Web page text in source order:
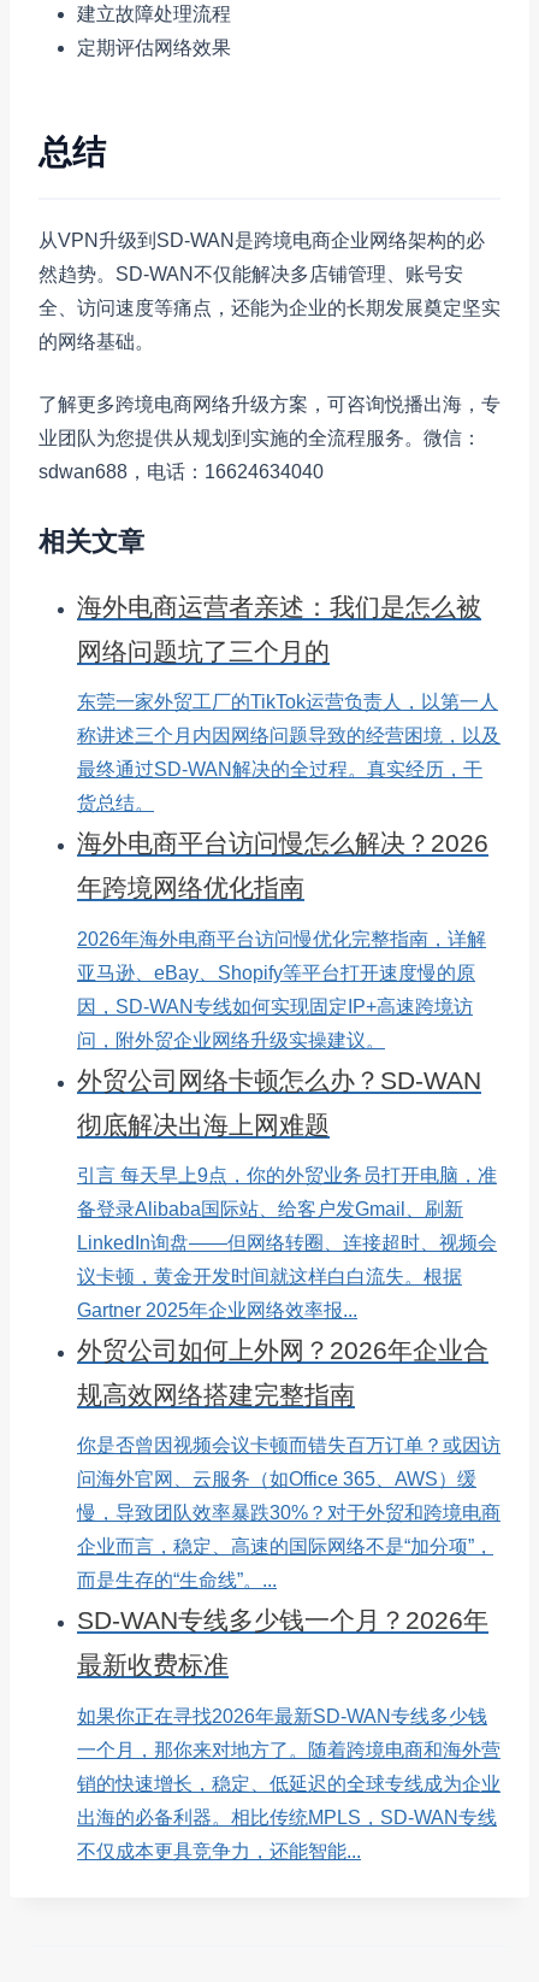
建立故障处理流程
定期评估网络效果
总结
从VPN升级到SD-WAN是跨境电商企业网络架构的必
然趋势。SD-WAN不仅能解决多店铺管理、账号安
全、访问速度等痛点，还能为企业的长期发展奠定坚实
的网络基础。
了解更多跨境电商网络升级方案，可咨询悦播出海，专
业团队为您提供从规划到实施的全流程服务。微信：
sdwan688，电话：16624634040
相关文章
海外电商运营者亲述：我们是怎么被
网络问题坑了三个月的
东莞一家外贸工厂的TikTok运营负责人，以第一人
称讲述三个月内因网络问题导致的经营困境，以及
最终通过SD-WAN解决的全过程。真实经历，干
货总结。
海外电商平台访问慢怎么解决？2026
年跨境网络优化指南
2026年海外电商平台访问慢优化完整指南，详解
亚马逊、eBay、Shopify等平台打开速度慢的原
因，SD-WAN专线如何实现固定IP+高速跨境访
问，附外贸企业网络升级实操建议。
外贸公司网络卡顿怎么办？SD-WAN
彻底解决出海上网难题
引言 每天早上9点，你的外贸业务员打开电脑，准
备登录Alibaba国际站、给客户发Gmail、刷新
LinkedIn询盘——但网络转圈、连接超时、视频会
议卡顿，黄金开发时间就这样白白流失。根据
Gartner 2025年企业网络效率报...
外贸公司如何上外网？2026年企业合
规高效网络搭建完整指南
你是否曾因视频会议卡顿而错失百万订单？或因访
问海外官网、云服务（如Office 365、AWS）缓
慢，导致团队效率暴跌30%？对于外贸和跨境电商
企业而言，稳定、高速的国际网络不是“加分项”，
而是生存的“生命线”。...
SD-WAN专线多少钱一个月？2026年
最新收费标准
如果你正在寻找2026年最新SD-WAN专线多少钱
一个月，那你来对地方了。随着跨境电商和海外营
销的快速增长，稳定、低延迟的全球专线成为企业
出海的必备利器。相比传统MPLS，SD-WAN专线
不仅成本更具竞争力，还能智能...